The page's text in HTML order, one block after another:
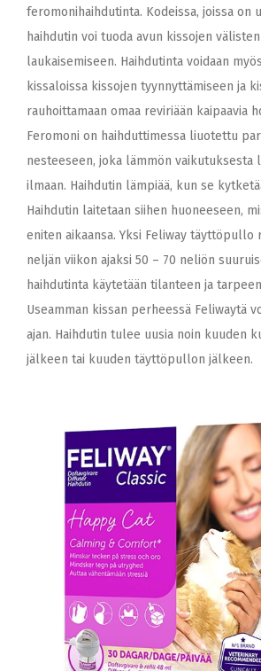
feromonihaihdutinta. Kodeissa, joissa on
haihdutin voi tuoda avun kissojen
laukaisemiseen. Haihdutinta voidaan
kissaloissa kissojen tyynnyttämiseen ja
rauhoittamaan omaa reviriään kaipaavia
Feromoni on haihduttimessa liuotettu
nesteeseen, joka lämmön vaikutuksesta
ilmaan. Haihdutin lämpiää, kun se
Haihdutin laitetaan siihen huoneeseen,
eniten aikaansa. Yksi Feliway täyttöpullo
neljän viikon ajaksi 50 – 70 neliön
haihdutinta käytetään tilanteen ja
Useamman kissan perheessä Feliwaytä
ajan. Haihdutin tulee uusia noin kuuden
jälkeen tai kuuden täyttöpullon jälkeen.